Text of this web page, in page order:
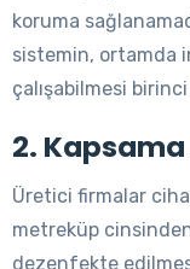
koruma
sistemin, ortamda
çalışabilmesi birinci
2. Kapsama
Üretici firmalar
metreküp
dezenfekte